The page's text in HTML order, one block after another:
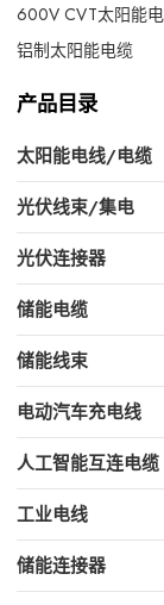
600V CVT太阳能
铝制太阳能电缆
产品目录
太阳能电线/电缆
光伏线束/集电
光伏连接器
储能电缆
储能线束
电动汽车充电线
人工智能互连电缆
工业电线
储能连接器